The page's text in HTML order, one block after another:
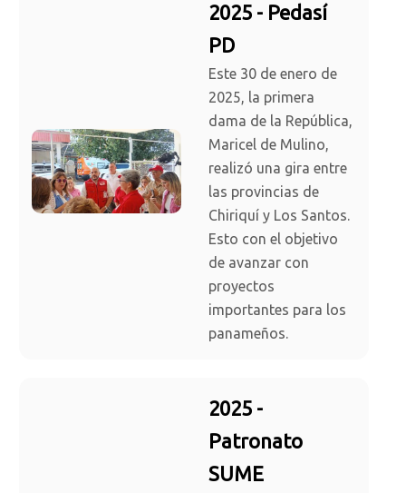
2025 - Pedasí
PD
Este 30 de enero de
2025, la primera
dama de la República,
Maricel de Mulino,
realizó una gira entre
las provincias de
Chiriquí y Los Santos.
Esto con el objetivo
de avanzar con
proyectos
importantes para los
panameños.
2025 -
Patronato
SUME